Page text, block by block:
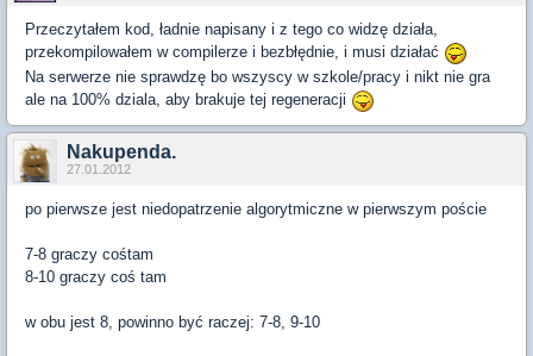
Przeczytałem kod, ładnie napisany i z tego co widzę działa,
przekompilowałem w compilerze i bezbłędnie, i musi działać
Na serwerze nie sprawdzę bo wszyscy w szkole/pracy i nikt nie gra
ale na 100% dziala, aby brakuje tej regeneracji
Nakupenda.
27.01.2012
po pierwsze jest niedopatrzenie algorytmiczne w pierwszym poście
7-8 graczy cośtam
8-10 graczy coś tam
w obu jest 8, powinno być raczej: 7-8, 9-10